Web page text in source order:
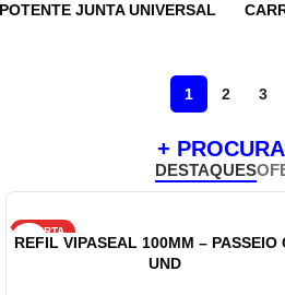
POTENTE JUNTA UNIVERSAL
1 2 3
+
DESTAQUES
OFERTA
REFIL VIPASEAL 100MM – PASSEIO
UND